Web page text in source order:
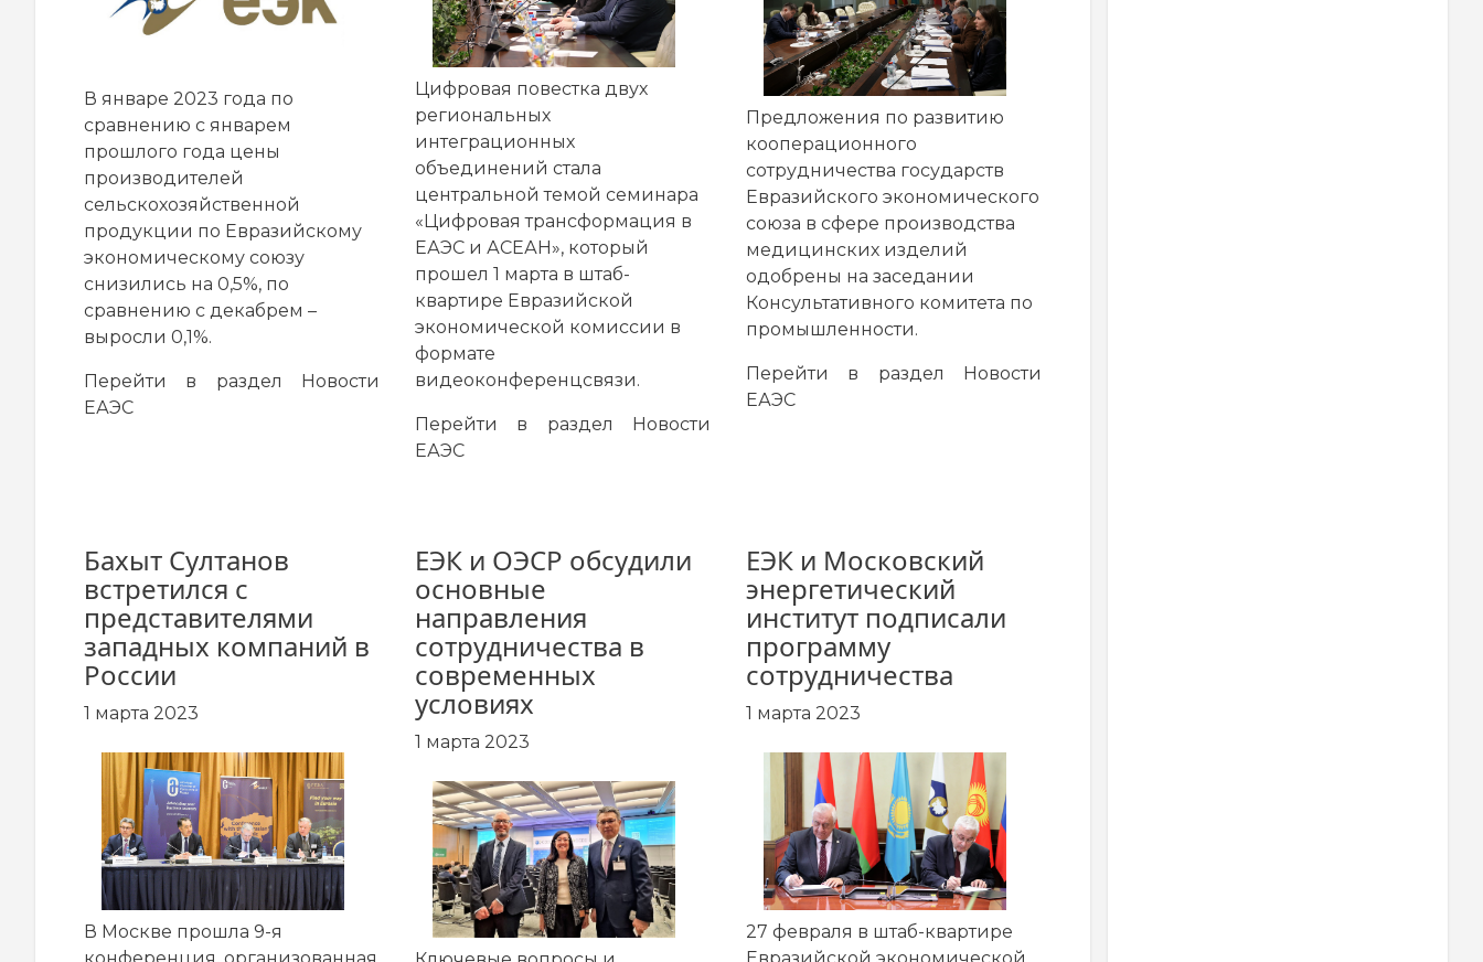
В январе 2023 года по
сравнению с январем
прошлого года цены
производителей
сельскохозяйственной
продукции по Евразийскому
экономическому союзу
снизились на 0,5%, по
сравнению с декабрем –
выросли 0,1%.
Перейти в раздел Новости
ЕАЭС
Цифровая повестка двух
региональных
интеграционных
объединений стала
центральной темой семинара
«Цифровая трансформация в
ЕАЭС и АСЕАН», который
прошел 1 марта в штаб-
квартире Евразийской
экономической комиссии в
формате
видеоконференцсвязи.
Перейти в раздел Новости
ЕАЭС
Предложения по развитию
кооперационного
сотрудничества государств
Евразийского экономического
союза в сфере производства
медицинских изделий
одобрены на заседании
Консультативного комитета по
промышленности.
Перейти в раздел Новости
ЕАЭС
Бахыт Султанов
встретился с
представителями
западных компаний в
России
1 марта 2023
В Москве прошла 9-я
ЕЭК и ОЭСР обсудили
основные
направления
сотрудничества в
современных
условиях
1 марта 2023
ЕЭК и Московский
энергетический
институт подписали
программу
сотрудничества
1 марта 2023
27 февраля в штаб-квартире